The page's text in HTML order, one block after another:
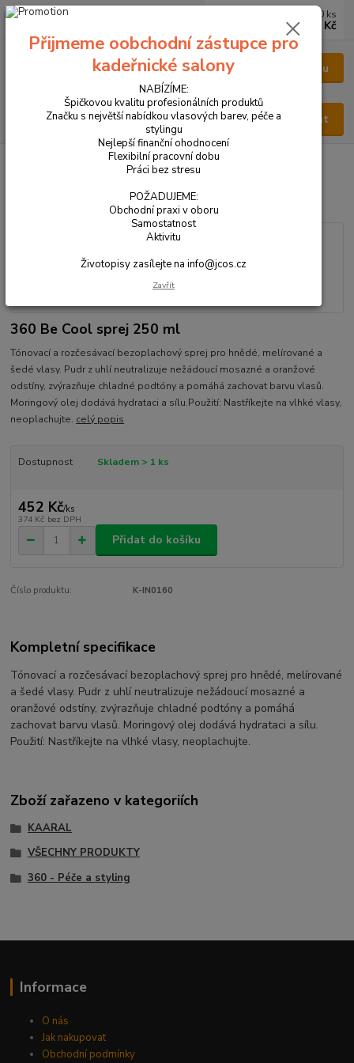
Menu
Hledat
0 ks
0 Kč
VŠECHNY PRODUKTY 360 Be Cool sprej 250 ml
360 Be Cool sprej 250 ml
360 Be Cool sprej 250 ml
Tónovací a rozčesávací bezoplachový sprej pro hnědé, melírované a
šedé vlasy. Pudr z uhlí neutralizuje nežádoucí mosazné a oranžové
odstíny, zvýrazňuje chladné podtóny a pomáhá zachovat barvu vlasů.
Moringový olej dodává hydrataci a sílu.Použití: Nastříkejte na vlhké vlasy,
neoplachujte. celý popis
Dostupnost Skladem > 1 ks
452 Kč/ks
374 Kč bez DPH
Přidat do košíku
Číslo produktu: K-IN0160
Kompletní specifikace
Tónovací a rozčesávací bezoplachový sprej pro hnědé, melírované
a šedé vlasy. Pudr z uhlí neutralizuje nežádoucí mosazné a
oranžové odstíny, zvýrazňuje chladné podtóny a pomáhá
zachovat barvu vlasů. Moringový olej dodává hydrataci a sílu.
Použití: Nastříkejte na vlhké vlasy, neoplachujte.
Zboží zařazeno v kategoriích
KAARAL
VŠECHNY PRODUKTY
360 - Péče a styling
Informace
O nás
Jak nakupovat
Obchodní podmínky
Přijmeme oobchodní zástupce pro
kadeřnické salony
NABÍZÍME:
Špičkovou kvalitu profesionálních produktů
Značku s největší nabídkou vlasových barev, péče a
stylingu
Nejlepší finanční ohodnocení
Flexibilní pracovní dobu
Práci bez stresu
POŽADUJEME:
Obchodní praxi v oboru
Samostatnost
Aktivitu
Životopisy zasílejte na info@jcos.cz
Zavřít